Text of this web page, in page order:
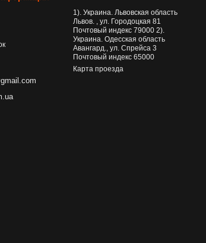
1). Украина. Львовская область
Львов. , ул. Городоцкая 81
Почтовый индекс 79000 2).
Украина. Одесская область
Авангард., ул. Спрейса 3
Почтовый индекс 65000
Карта проезда